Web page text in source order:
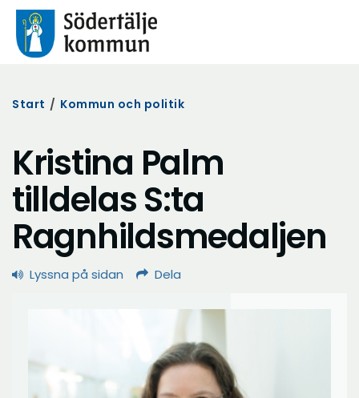
Start / Kommun och politik
Kristina Palm
tilldelas S:ta
Ragnhildsmedaljen
Lyssna på sidan Dela